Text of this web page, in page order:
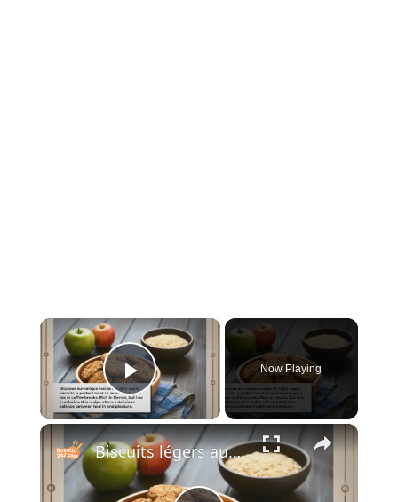
×
Play Video
Now Playing
×
Biscuits légers aux pommes : Une douceur légère et irrésistible